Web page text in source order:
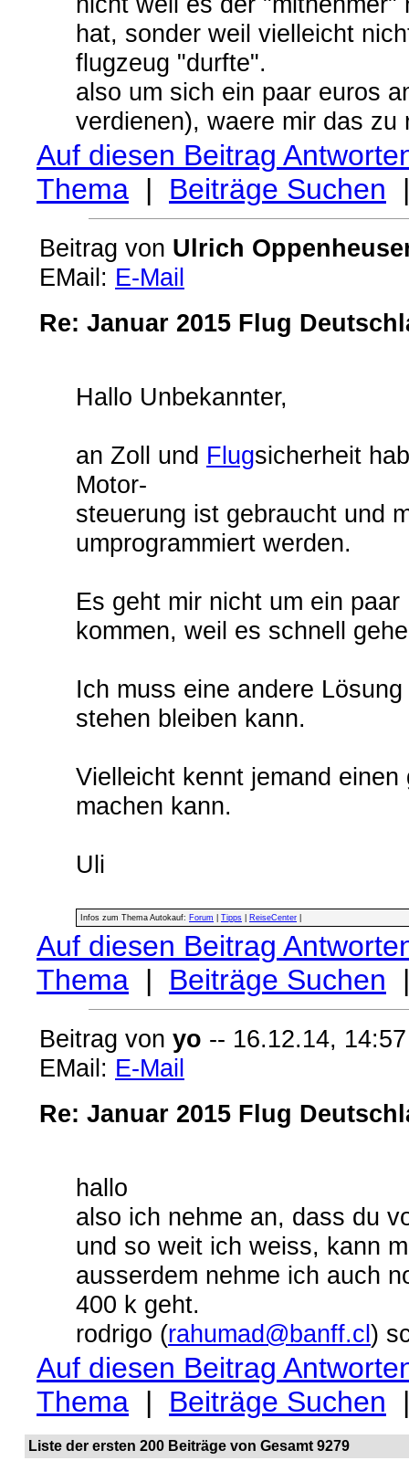
hat, sonder weil vielleicht
flugzeug "durfte".
also um sich ein paar euros
verdienen), waere mir das zu
Auf diesen Beitrag
Thema | Beiträge Suchen
Beitrag von Ulrich
EMail: E-Mail
Re: Januar 2015 Flug
Hallo Unbekannter,
an Zoll und Flugsicherheit
Motor-
steuerung ist gebraucht und
umprogrammiert werden.
Es geht mir nicht um ein
kommen, weil es schnell
Ich muss eine andere
stehen bleiben kann.
Vielleicht kennt jemand
machen kann.
Uli
Infos zum Thema Autokauf: Forum Tipps ReiseCenter
Auf diesen Beitrag
Thema | Beiträge Suchen
Beitrag von yo -- 16.12.14, 14:57
EMail: E-Mail
Re: Januar 2015 Flug
hallo
also ich nehme an, dass du
und so weit ich weiss, kann
ausserdem nehme ich auch
400 k geht.
rodrigo (rahumad@banff.cl)
Auf diesen Beitrag
Thema | Beiträge Suchen
Liste der ersten 200 Beiträge von Gesamt 9279